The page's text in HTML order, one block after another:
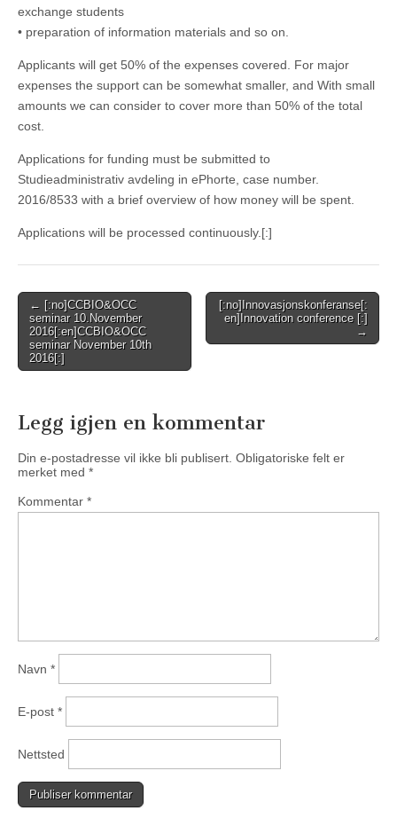
exchange students
• preparation of information materials and so on.
Applicants will get 50% of the expenses covered. For major
expenses the support can be somewhat smaller, and With small
amounts we can consider to cover more than 50% of the total
cost.
Applications for funding must be submitted to
Studieadministrativ avdeling in ePhorte, case number.
2016/8533 with a brief overview of how money will be spent.
Applications will be processed continuously.[:]
Post
navigation
← [:no]CCBIO&OCC
seminar 10.November
2016[:en]CCBIO&OCC
seminar November 10th
2016[:]
[:no]Innovasjonskonferanse[:
en]Innovation conference [:]
→
Legg igjen en kommentar
Din e-postadresse vil ikke bli publisert. Obligatoriske felt er
merket med *
Kommentar *
Navn *
E-post *
Nettsted